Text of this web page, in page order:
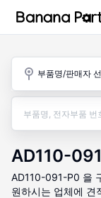
부품명/판매자
AD110-
AD110-091-P0 을
원하시는 업체에 견